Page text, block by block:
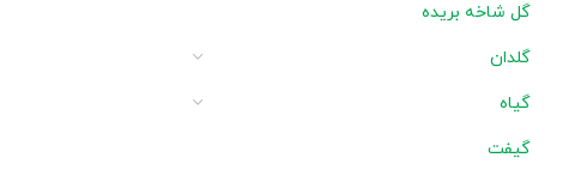
گل شاخه بریده
گلدان
گیاه
گیفت